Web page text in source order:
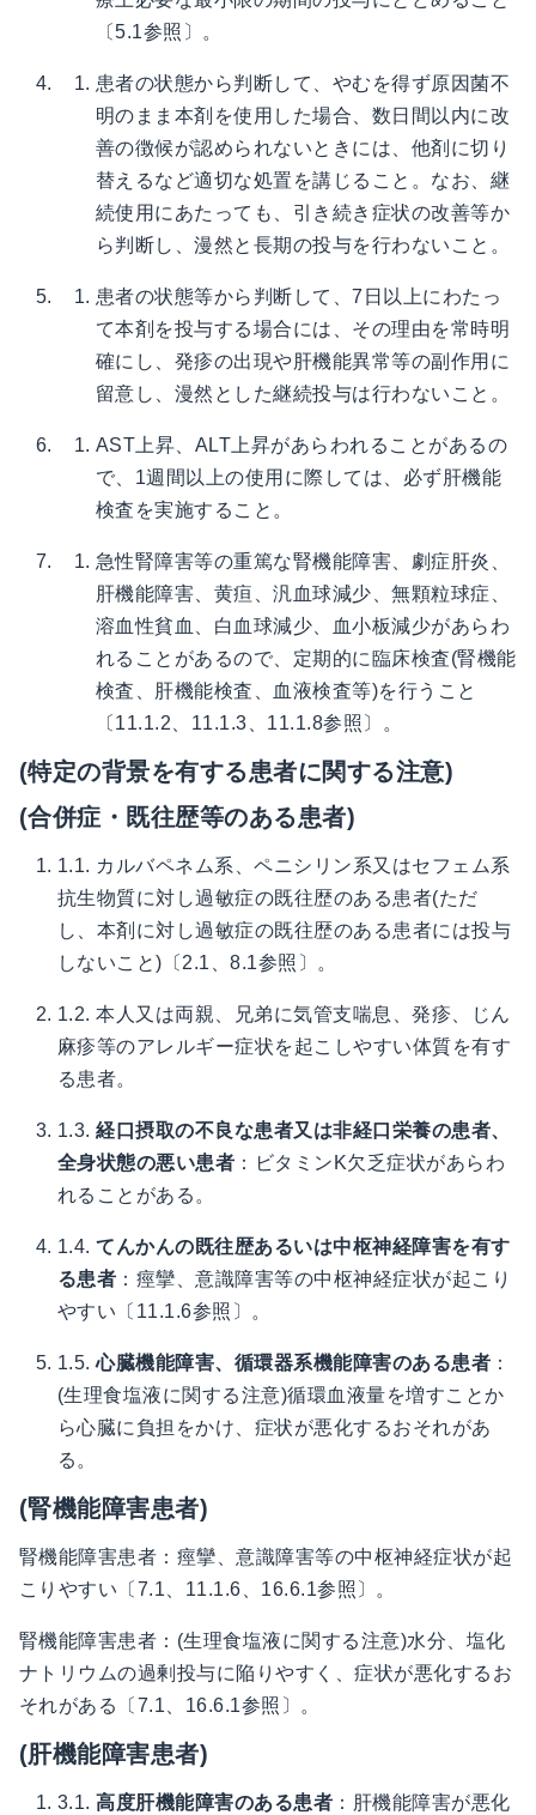
〔5.1参照〕。
患者の状態から判断して、やむを得ず原因菌不
明のまま本剤を使用した場合、数日間以内に改
善の徴候が認められないときには、他剤に切り
替えるなど適切な処置を講じること。なお、継
続使用にあたっても、引き続き症状の改善等か
ら判断し、漫然と長期の投与を行わないこと。
患者の状態等から判断して、7日以上にわたっ
て本剤を投与する場合には、その理由を常時明
確にし、発疹の出現や肝機能異常等の副作用に
留意し、漫然とした継続投与は行わないこと。
AST上昇、ALT上昇があらわれることがあるの
で、1週間以上の使用に際しては、必ず肝機能
検査を実施すること。
急性腎障害等の重篤な腎機能障害、劇症肝炎、
肝機能障害、黄疸、汎血球減少、無顆粒球症、
溶血性貧血、白血球減少、血小板減少があらわ
れることがあるので、定期的に臨床検査(腎機能
検査、肝機能検査、血液検査等)を行うこと
〔11.1.2、11.1.3、11.1.8参照〕。
(特定の背景を有する患者に関する注意)
(合併症・既往歴等のある患者)
1.1. カルバペネム系、ペニシリン系又はセフェム系
抗生物質に対し過敏症の既往歴のある患者(ただ
し、本剤に対し過敏症の既往歴のある患者には投与
しないこと)〔2.1、8.1参照〕。
1.2. 本人又は両親、兄弟に気管支喘息、発疹、じん
麻疹等のアレルギー症状を起こしやすい体質を有す
る患者。
1.3.経口摂取の不良な患者又は非経口栄養の患者、
全身状態の悪い患者 ：ビタミンK欠乏症状があらわ
れることがある。
1.4.てんかんの既往歴あるいは中枢神経障害を有す
る患者 ：痙攣、意識障害等の中枢神経症状が起こり
やすい〔11.1.6参照〕。
1.5.心臓機能障害、循環器系機能障害のある患者 ：
(生理食塩液に関する注意)循環血液量を増すことか
ら心臓に負担をかけ、症状が悪化するおそれがあ
る。
(腎機能障害患者)
腎機能障害患者：痙攣、意識障害等の中枢神経症状が起
こりやすい〔7.1、11.1.6、16.6.1参照〕。
腎機能障害患者：(生理食塩液に関する注意)水分、塩化
ナトリウムの過剰投与に陥りやすく、症状が悪化するお
それがある〔7.1、16.6.1参照〕。
(肝機能障害患者)
3.1. 高度肝機能障害のある患者 ：肝機能障害が悪化